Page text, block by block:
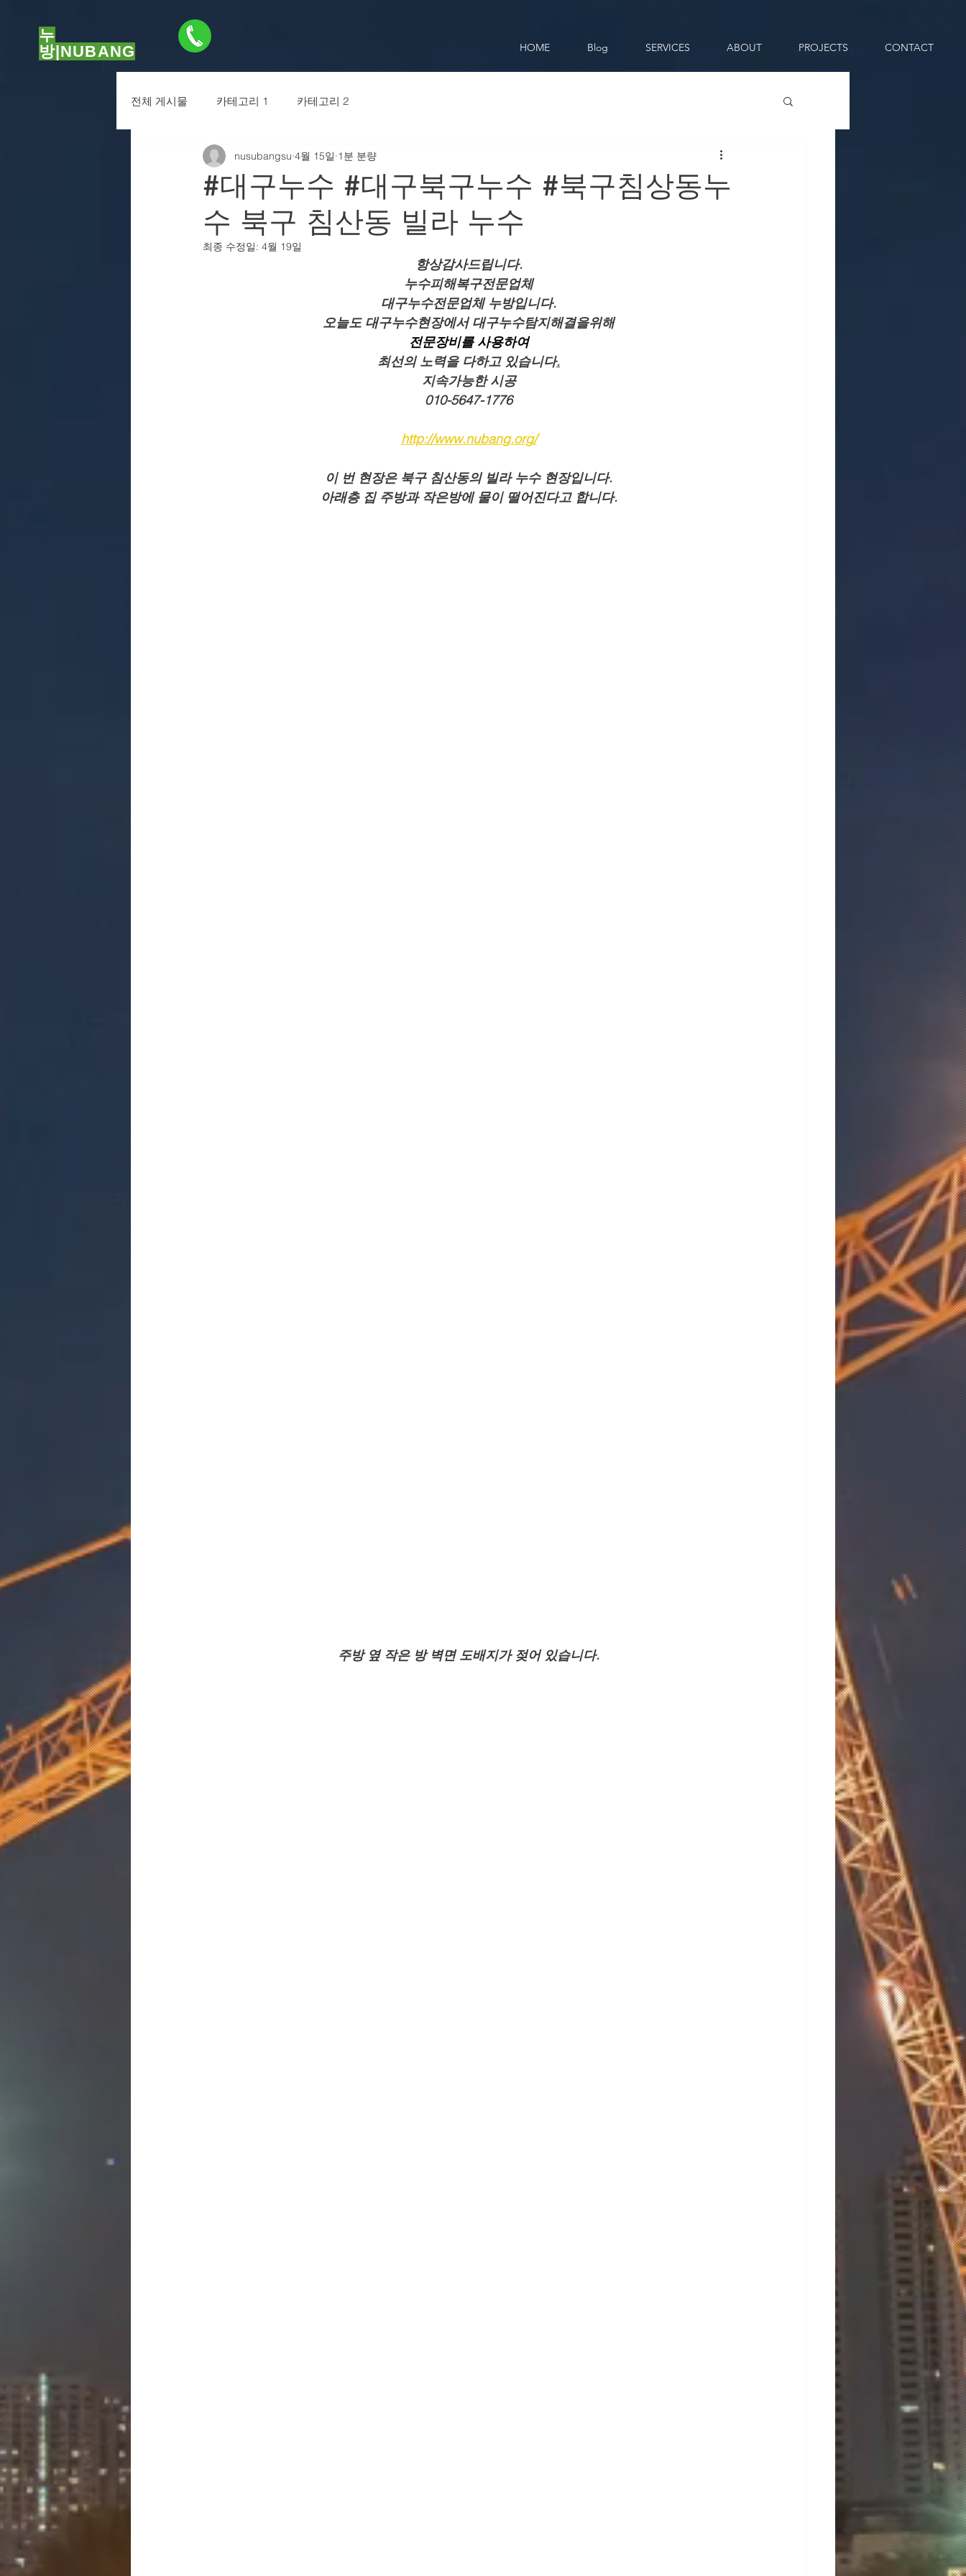
누
방|NUBANG
HOME Blog SERVICES ABOUT PROJECTS CONTACT
전체 게시물 카테고리 1 카테고리 2
#대구누수 #대구북구누수 #북구침상동누
수 북구 침산동 빌라 누수
nusubangsu 4월 15일 1분 분량
최종 수정일: 4월 19일
항상감사드립니다.
누수피해복구전문업체
대구누수전문업체 누방입니다.
오늘도 대구누수현장에서 대구누수탐지해결을위해
전문장비를 사용하여
최선의 노력을 다하고 있습니다.
지속가능한 시공
010-5647-1776
http://www.nubang.org/
이 번 현장은 북구 침산동의 빌라 누수 현장입니다.
아래층 집 주방과 작은방에 물이 떨어진다고 합니다.
주방 옆 작은 방 벽면 도배지가 젖어 있습니다.